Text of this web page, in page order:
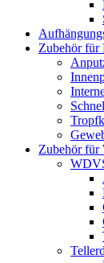
Zubehör für
Zubehör für